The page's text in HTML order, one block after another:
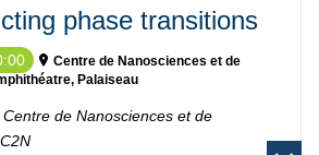
phase transitions
Centre de Nanosciences et de
Palaiseau
Centre de Nanosciences et de
C2N